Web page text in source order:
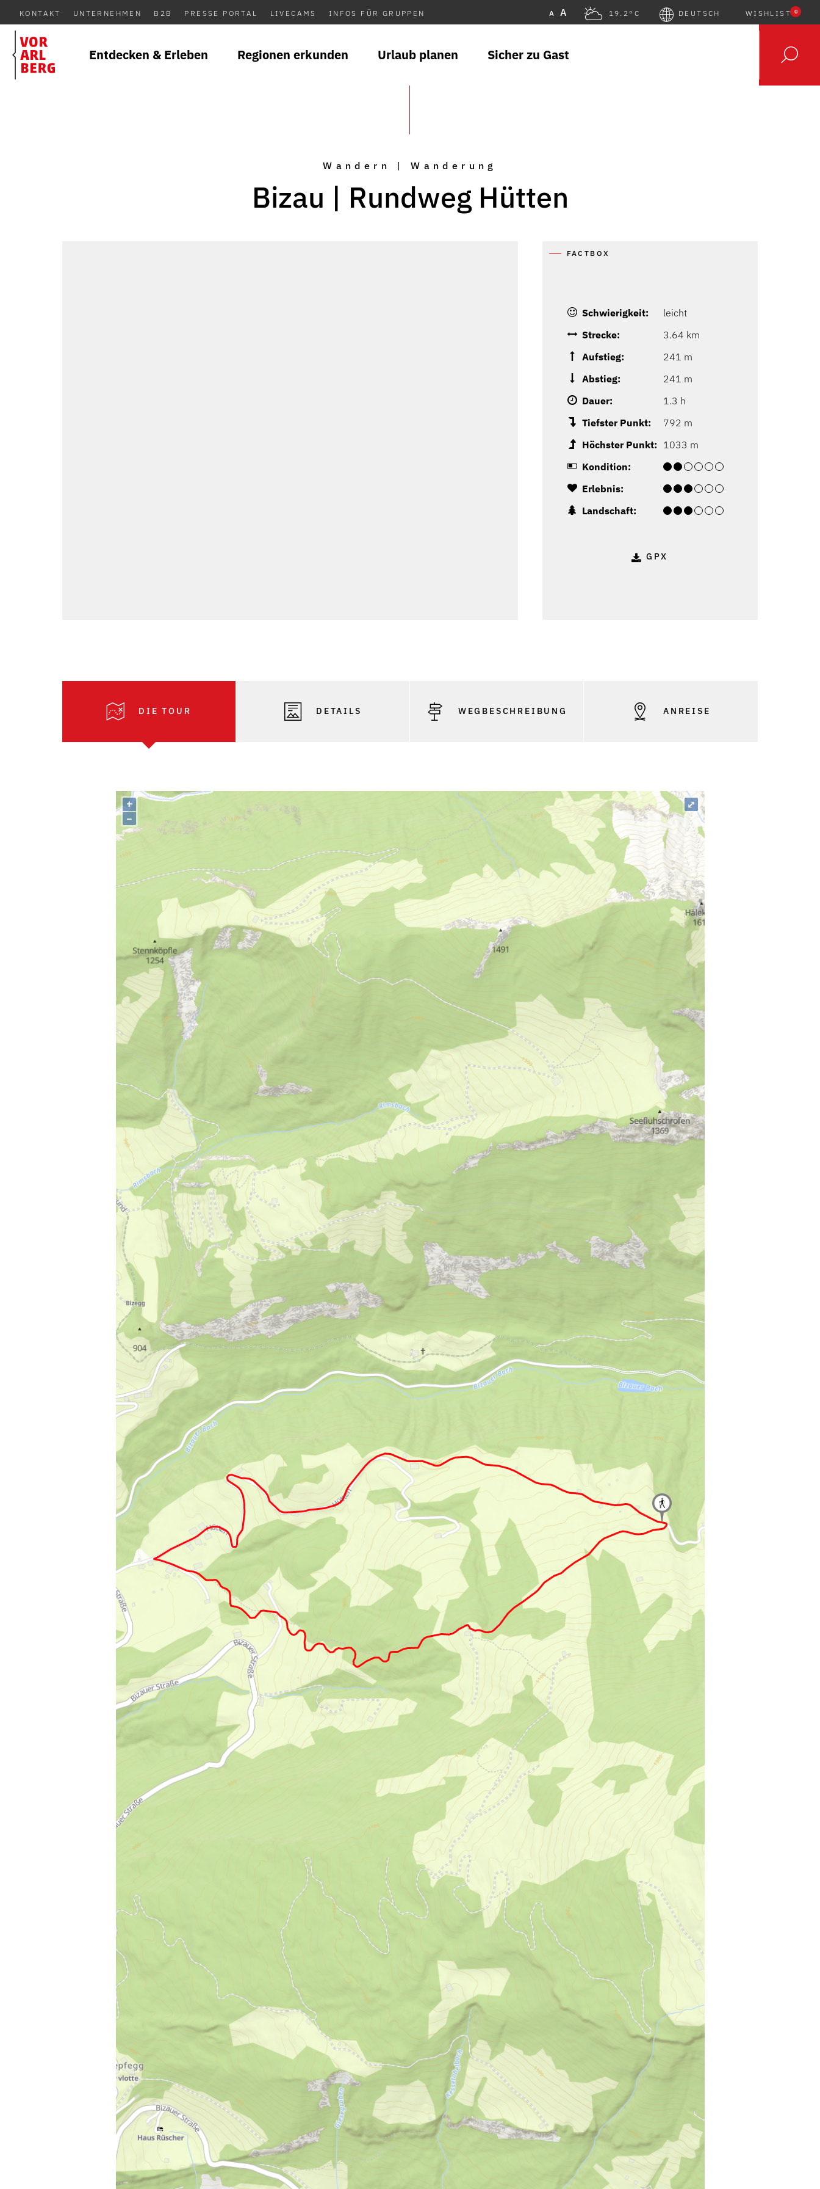
KONTAKT UNTERNEHMEN B2B PRESSE PORTAL LIVECAMS INFOS FÜR GRUPPEN A A 19.2°C DEUTSCH WISHLIST 0
Entdecken & Erleben Regionen erkunden Urlaub planen Sicher zu Gast
Wandern | Wanderung
Bizau | Rundweg Hütten
FACTBOX
Schwierigkeit:
leicht
Strecke:
3.64 km
Aufstieg:
241 m
Abstieg:
241 m
Dauer:
1.3 h
Tiefster Punkt:
792 m
Höchster Punkt: 1033 m
Kondition:
Erlebnis:
Landschaft:
GPX
DIE TOUR DETAILS WEGBESCHREIBUNG ANREISE
+
–
⤢